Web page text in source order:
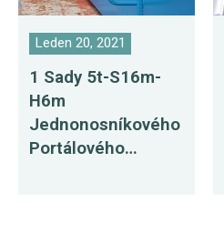
Leden 20, 2021
1 Sady 5t-S16m-
H6m
Jednonosníkového
Portálového